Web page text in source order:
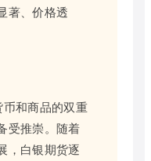
著、价格透
和商品的双重
受推崇。随着
，白银期货逐